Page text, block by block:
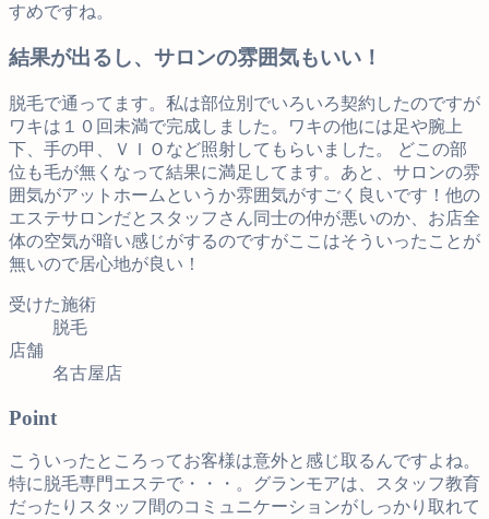
すめですね。
結果が出るし、サロンの雰囲気もいい！
脱毛で通ってます。私は部位別でいろいろ契約したのですが
ワキは１０回未満で完成しました。ワキの他には足や腕上
下、手の甲、ＶＩＯなど照射してもらいました。 どこの部
位も毛が無くなって結果に満足してます。あと、サロンの雰
囲気がアットホームというか雰囲気がすごく良いです！他の
エステサロンだとスタッフさん同士の仲が悪いのか、お店全
体の空気が暗い感じがするのですがここはそういったことが
無いので居心地が良い！
受けた施術
脱毛
店舗
名古屋店
Point
こういったところってお客様は意外と感じ取るんですよね。
特に脱毛専門エステで・・・。グランモアは、スタッフ教育
だったりスタッフ間のコミュニケーションがしっかり取れて